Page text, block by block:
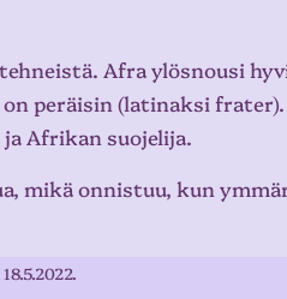
Afra ylösnousi
peräisin (latinaksi
Afrikan suojelija.
mikä onnistuu, kun